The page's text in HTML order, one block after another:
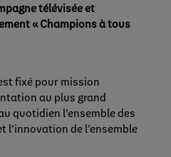
télévisée et
« Champions à tous
fixé pour mission
au plus grand
quotidien l’ensemble des
l’innovation de l’ensemble